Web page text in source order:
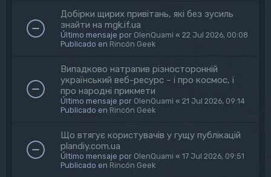
Добірки щирих привітань, які без зусиль
знайти на mgk.if.ua
Último mensaje por OlenQuami « 22 Jul 2026, 00:08
Publicado en Rincón Geek
Випадково натрапив різносторонній
український веб-ресурс – і про космос, і
про народні прикмети
Último mensaje por OlenQuami « 21 Jul 2026, 09:14
Publicado en Rincón Geek
Що втягує користувачів у гущу публікацій
plandiy.com.ua
Último mensaje por OlenQuami « 17 Jul 2026, 09:51
Publicado en Rincón Geek